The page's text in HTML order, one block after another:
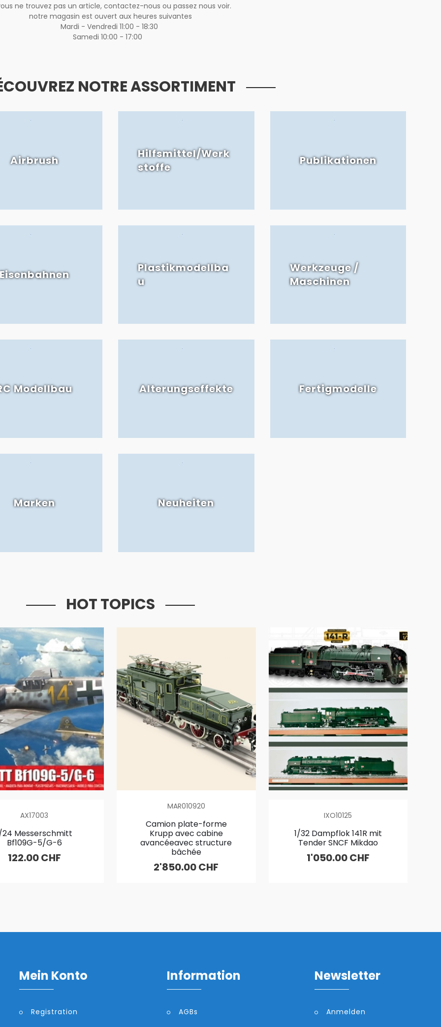
ne trouvez pas un article, contactez-nous ou passez nous voir.
notre magasin est ouvert aux heures suivantes
Mardi - Vendredi 11:00 - 18:30
Samedi 10:00 - 17:00
NOTRE ASSORTIMENT
Airbrush
Hilfsmittel/Werk
stoffe
Publikationen
Plastikmodellba
u
Werkzeuge /
Maschinen
Modellbau Alterungseffekte Fertigmodelle
Marken Neuheiten
HOT TOPICS
AX17003
24 Messerschmitt
Bf109G-5/G-6
122.00 CHF
MAR010920
Camion plate-forme
Krupp avec cabine
avancéeavec structure
bâchée
2'850.00 CHF
IXO10125
1/32 Dampflok 141R mit
Tender SNCF Mikdao
1'050.00 CHF
Mein Konto
Registration
Information
AGBs
Newsletter
Anmelden